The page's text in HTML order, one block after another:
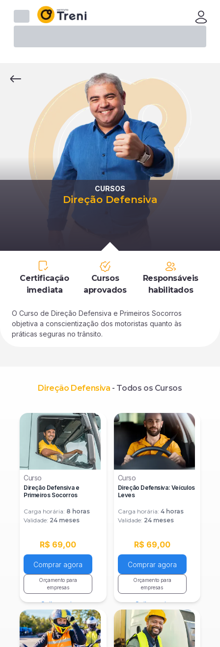
CURSOS
Direção Defensiva
Certificação
imediata
Cursos
aprovados
Responsáveis
habilitados
O Curso de Direção Defensiva e Primeiros Socorros
objetiva a conscientização dos motoristas quanto às
práticas seguras no trânsito.
Direção Defensiva - Todos os Cursos
Curso
Direção Defensiva e
Primeiros Socorros
Carga horária: 8 horas
Validade: 24 meses
R$ 69,00
Comprar agora
Orçamento para
empresas
Saiba mais
Curso
Direção Defensiva: Veículos
Leves
Carga horária: 4horas
Validade: 24 meses
R$ 69,00
Comprar agora
Orçamento para
empresas
Saiba mais